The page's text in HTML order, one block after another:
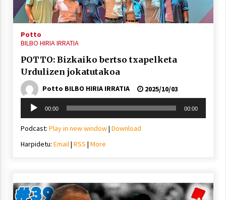
2021/11/25
Mahai-ingurua: irratia, podcastak
eta ondoren zer?
2021/11/12
esker guztioi!
2021/11/11
Potto
BILBO HIRIA IRRATIA
POTTO: Bizkaiko bertso txapelketa
Urdulizen jokatutakoa
Potto BILBO HIRIA IRRATIA
2025/10/03
Soinu
erreproduzigailua
00:00 00:00
Podcast: Play in new window| Download
Harpidetu: Email| RSS | More